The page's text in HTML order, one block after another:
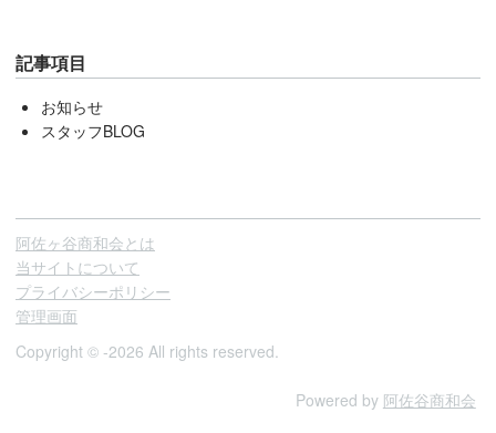
記事項目
お知らせ
スタッフBLOG
阿佐ヶ谷商和会とは
当サイトについて
プライバシーポリシー
管理画面
Copyright © -2026 All rights reserved.
Powered by 阿佐谷商和会